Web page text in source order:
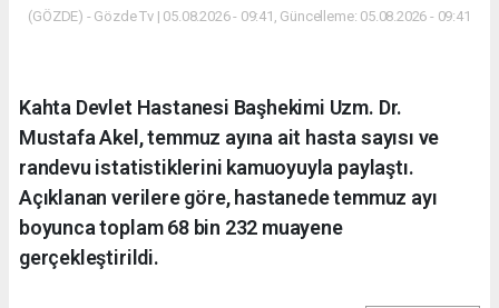
(GÖZDE) - Gözde Tv | 05.08.2026 - 09:41, Güncelleme: 05.08.2026 - 09:41
Kahta Devlet Hastanesi Başhekimi Uzm. Dr.
Mustafa Akel, temmuz ayına ait hasta sayısı ve
randevu istatistiklerini kamuoyuyla paylaştı.
Açıklanan verilere göre, hastanede temmuz ayı
boyunca toplam 68 bin 232 muayene
gerçekleştirildi.